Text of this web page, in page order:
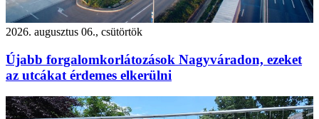
2026. augusztus 06., csütörtök
Újabb forgalomkorlátozások Nagyváradon, ezeket
az utcákat érdemes elkerülni